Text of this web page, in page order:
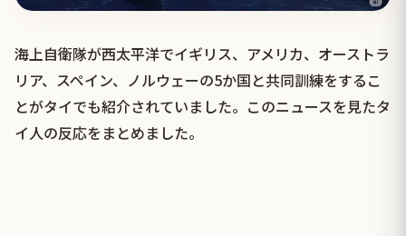
海上自衛隊が西太平洋でイギリス、アメリカ、オーストラ
リア、スペイン、ノルウェーの5か国と共同訓練をするこ
とがタイでも紹介されていました。このニュースを見たタ
イ人の反応をまとめました。